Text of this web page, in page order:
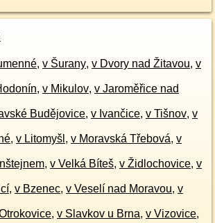
, v Šurany, v Dvory nad Žitavou, v
, v Mikulov, v Jaroměřice nad
Budějovice, v Ivančice, v Tišnov, v
, v Litomyšl , v Moravská Třebová, v
, v Velká Bíteš, v Židlochovice, v
, v Bzenec, v Veselí nad Moravou, v
, v Slavkov u Brna, v Vizovice,